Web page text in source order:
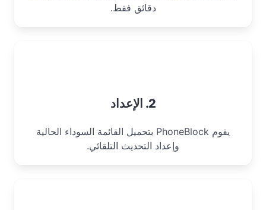
دقائق فقط.
2. الإعداد
يقوم PhoneBlock بتحميل القائمة السوداء الحالية
وإعداد التحديث التلقائي.